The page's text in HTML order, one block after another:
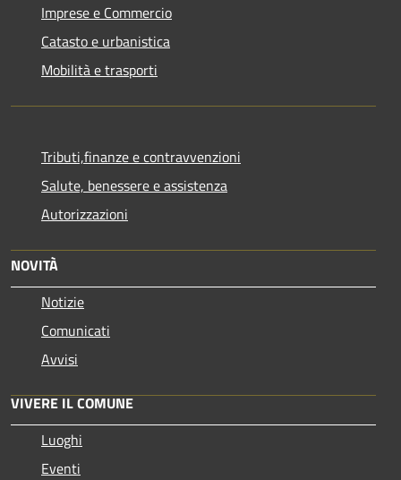
Imprese e Commercio
Catasto e urbanistica
Mobilità e trasporti
Tributi,finanze e contravvenzioni
Salute, benessere e assistenza
Autorizzazioni
NOVITÀ
Notizie
Comunicati
Avvisi
VIVERE IL COMUNE
Luoghi
Eventi